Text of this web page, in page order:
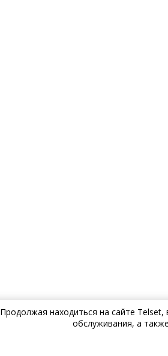
Продолжая находиться на сайте
обслуживания, а